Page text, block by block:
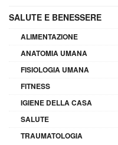
SALUTE E BENESSERE
ALIMENTAZIONE
ANATOMIA UMANA
FISIOLOGIA UMANA
FITNESS
IGIENE DELLA CASA
SALUTE
TRAUMATOLOGIA